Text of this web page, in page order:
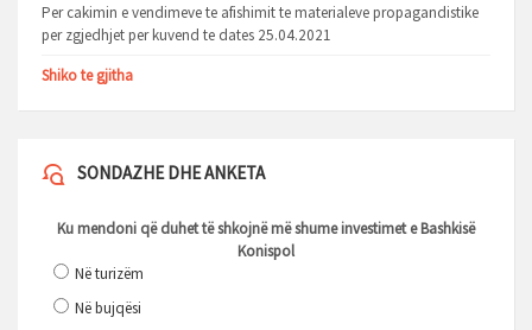
Per cakimin e vendimeve te afishimit te materialeve propagandistike
per zgjedhjet per kuvend te dates 25.04.2021
Shiko te gjitha
SONDAZHE DHE ANKETA
Ku mendoni që duhet të shkojnë më shume investimet e Bashkisë
Konispol
Në turizëm
Në bujqësi